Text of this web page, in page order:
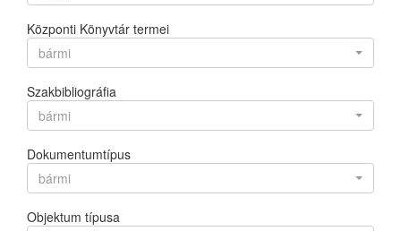
Központi Könyvtár termei
bármi
Szakbibliográfia
bármi
Dokumentumtípus
bármi
Objektum típusa